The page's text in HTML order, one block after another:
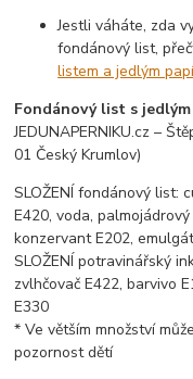
Jestli váháte, zda
fondánový list,
listem a jedlým
Fondánový list s
JEDUNAPERNIKU.cz –
01 Český Krumlov)
SLOŽENÍ fondánový list:
E420, voda,
konzervant E202,
SLOŽENÍ potravinářský
zvlhčovač E422, barvivo
E330
* Ve větším množství
pozornost dětí